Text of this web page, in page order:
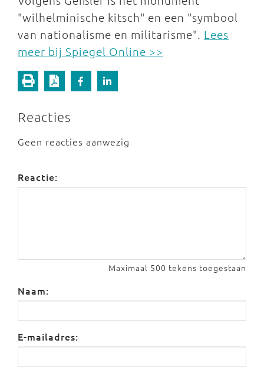
"wilhelminische kitsch" en een "symbool
van nationalisme en militarisme". Lees
meer bij Spiegel Online >>
Reacties
Geen reacties aanwezig
Reactie:
Maximaal 500 tekens toegestaan
Naam:
E-mailadres: